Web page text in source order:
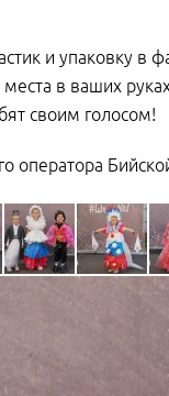
и упаковку в
в ваших
своим голосом!
оператора